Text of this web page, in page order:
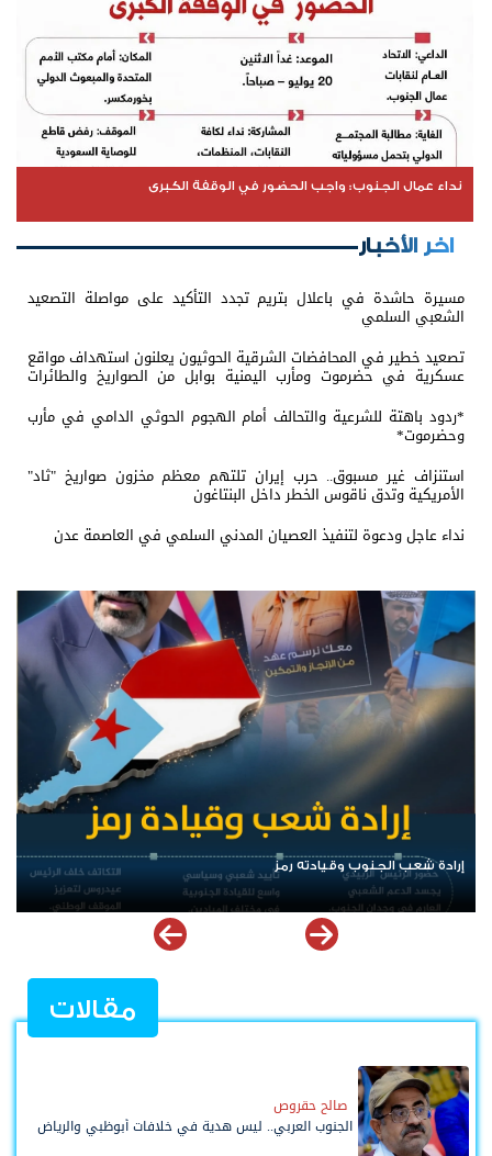
نداء عمال الجنوب: واجب الحضور في الوقفة الكبرى
اخر الأخبار
مسيرة حاشدة في باعلال بتريم تجدد التأكيد على مواصلة التصعيد
الشعبي السلمي
تصعيد خطير في المحافضات الشرقية الحوثيون يعلنون استهداف مواقع
عسكرية في حضرموت ومأرب اليمنية بوابل من الصواريخ والطائرات
*ردود باهتة للشرعية والتحالف أمام الهجوم الحوثي الدامي في مأرب
وحضرموت*
استنزاف غير مسبوق.. حرب إيران تلتهم معظم مخزون صواريخ "ثاد"
الأمريكية وتدق ناقوس الخطر داخل البنتاغون
نداء عاجل ودعوة لتنفيذ العصيان المدني السلمي في العاصمة عدن
الرئيس عيدروس الزُبيدي.. نبض الجنوب ورمز إرادته
مقالات
صالح حقروص
الجنوب العربي.. ليس هدية في خلافات أبوظبي والرياض